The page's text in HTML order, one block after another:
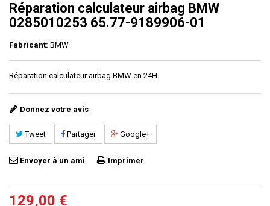
Réparation calculateur airbag BMW
0285010253 65.77-9189906-01
Fabricant: BMW
Réparation calculateur airbag BMW en 24H
Donnez votre avis
Tweet Partager Google+
Envoyer à un ami Imprimer
129,00 €